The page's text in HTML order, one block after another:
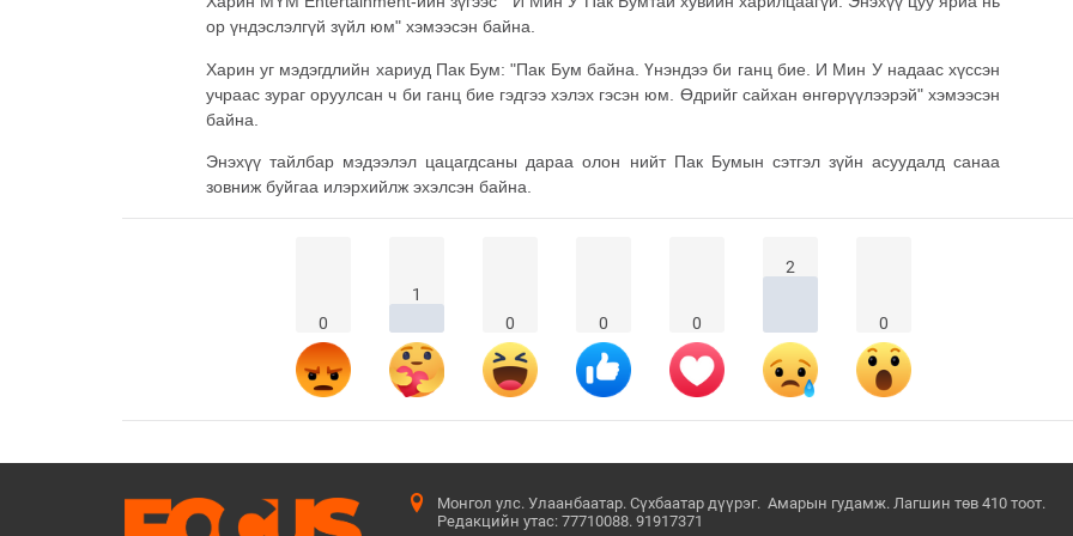
ор үндэслэлгүй зүйл юм" хэмээсэн байна.
Харин уг мэдэгдлийн хариуд Пак Бум: "Пак Бум байна. Үнэндээ би ганц бие. И Мин У надаас хүссэн
учраас зураг оруулсан ч би ганц бие гэдгээ хэлэх гэсэн юм. Өдрийг сайхан өнгөрүүлээрэй" хэмээсэн
байна.
Энэхүү тайлбар мэдээлэл цацагдсаны дараа олон нийт Пак Бумын сэтгэл зүйн асуудалд санаа
зовниж буйгаа илэрхийлж эхэлсэн байна.
0
1
0
0 0
2
0
Монгол улс. Улаанбаатар. Сүхбаатар дүүрэг. Амарын гудамж. Лагшин төв 410 тоот.
Редакцийн утас: 77710088. 91917371